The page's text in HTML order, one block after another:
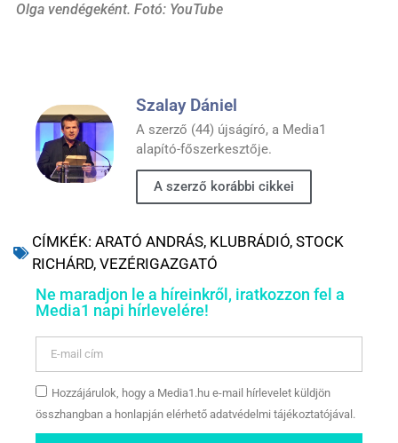
Olga vendégeként. Fotó: YouTube
Szalay Dániel
A szerző (44) újságíró, a Media1
alapító-főszerkesztője.
A szerző korábbi cikkei
CÍMKÉK: ARATÓ ANDRÁS, KLUBRÁDIÓ, STOCK
RICHÁRD, VEZÉRIGAZGATÓ
Ne maradjon le a híreinkről, iratkozzon fel a
Media1 napi hírlevelére!
Hozzájárulok, hogy a Media1.hu e-mail hírlevelet küldjön
összhangban a honlapján elérhető adatvédelmi tájékoztatójával.